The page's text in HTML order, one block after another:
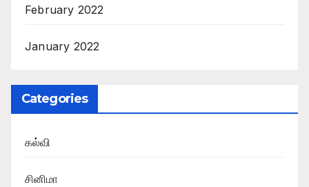
February 2022
January 2022
Categories
கல்வி
சினிமா